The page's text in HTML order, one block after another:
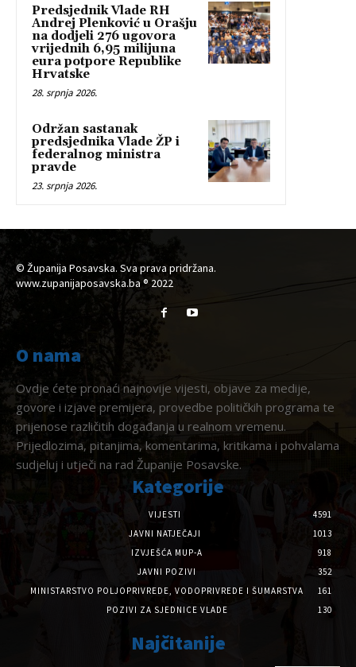
Predsjednik Vlade RH
Andrej Plenković u Orašju
na dodjeli 276 ugovora
vrijednih 6,95 milijuna
eura potpore Republike
Hrvatske
28. srpnja 2026.
Održan sastanak
predsjednika Vlade ŽP i
federalnog ministra
pravde
23. srpnja 2026.
© Županija Posavska. Sva prava pridržana.
www.zupanijaposavska.ba ® 2022
O nama
Ovdje ćete pronaći najnovije vijesti, objave za medije,
govore i izjave premijera, provedbe političkih programa te
prijenose različitih događanja u realnom vremenu.
Prijedlozima, pitanjima, komentarima, kritikama i pohvalama
sudjeluj i utječi na rad Županije Posavske.
Kategorije
VIJESTI
4591
JAVNI NATJEČAJI
1013
IZVJEŠĆA MUP-A
918
JAVNI POZIVI
352
MINISTARSTVO POLJOPRIVREDE, VODOPRIVREDE I ŠUMARSTVA
161
POZIVI ZA SJEDNICE VLADE
130
Najčitanije